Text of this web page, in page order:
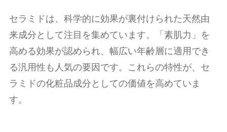
セラミドは、科学的に効果が裏付けられた天然由
来成分として注目を集めています。「素肌力」を
高める効果が認められ、幅広い年齢層に適用でき
る汎用性も人気の要因です。これらの特性が、セ
ラミドの化粧品成分としての価値を高めていま
す。